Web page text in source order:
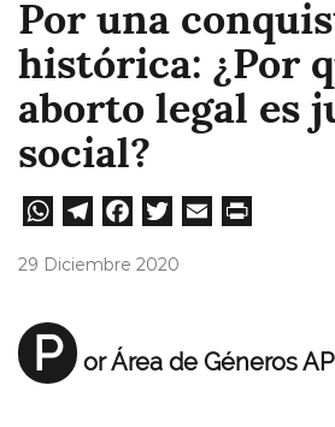
Por una
histórica: ¿Por
aborto legal es
social?
W
A
pp
Te
m
Fa
29 Diciembre 2020
P or Área de Géneros